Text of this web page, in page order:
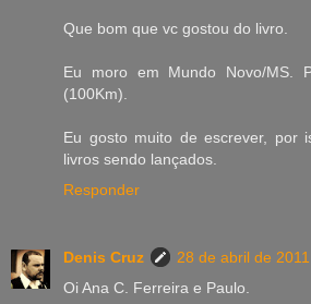
Que bom que vc gostou do livro.
Eu moro em Mundo Novo/MS.
(100Km).
Eu gosto muito de escrever, por
livros sendo lançados.
Responder
Denis Cruz
28 de abril de 2011
Oi Ana C. Ferreira e Paulo.